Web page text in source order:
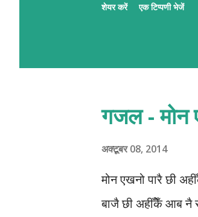
प्रशिक्षक सभद्वारा
QR लिंक एहिपर
शेयर करें एक टिप्पणी भेजें
गजल - मोन
अक्टूबर 08, 2014
मोन एखनो पारै छी
बाजै छी अहीँकेँ आब नै